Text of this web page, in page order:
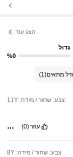
הצג עוד
גדול
%0
מתאים(1)
צבע: שחור / מידה: 11Y
עוזר(0)
צבע: שחור / מידה: 8Y